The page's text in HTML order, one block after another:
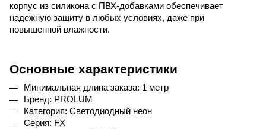
корпус из силикона с ПВХ-добавками обеспечивает
надежную защиту в любых условиях, даже при
повышенной влажности.
Основные характеристики
Минимальная длина заказа: 1 метр
Бренд: PROLUM
Категория: Светодиодный неон
Серия: FX